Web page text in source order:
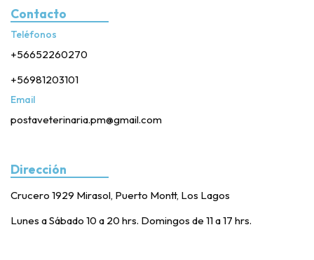
Contacto
Teléfonos
+56652260270
+56981203101
Email
postaveterinaria.pm@gmail.com
Dirección
Crucero 1929 Mirasol, Puerto Montt, Los Lagos
Lunes a Sábado 10 a 20 hrs. Domingos de 11 a 17 hrs.